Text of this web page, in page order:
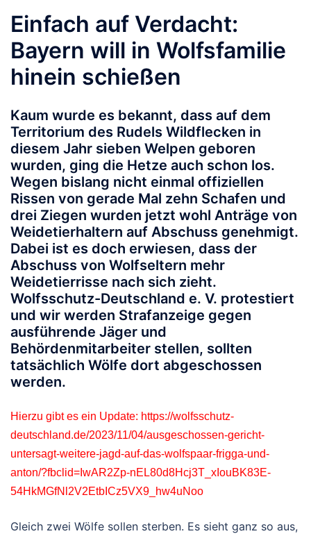
Einfach auf Verdacht:
Bayern will in Wolfsfamilie
hinein schießen
Kaum wurde es bekannt, dass auf dem
Territorium des Rudels Wildflecken in
diesem Jahr sieben Welpen geboren
wurden, ging die Hetze auch schon los.
Wegen bislang nicht einmal offiziellen
Rissen von gerade Mal zehn Schafen und
drei Ziegen wurden jetzt wohl Anträge von
Weidetierhaltern auf Abschuss genehmigt.
Dabei ist es doch erwiesen, dass der
Abschuss von Wolfseltern mehr
Weidetierrisse nach sich zieht.
Wolfsschutz-Deutschland e. V. protestiert
und wir werden Strafanzeige gegen
ausführende Jäger und
Behördenmitarbeiter stellen, sollten
tatsächlich Wölfe dort abgeschossen
werden.
Hierzu gibt es ein Update: https://wolfsschutz-
deutschland.de/2023/11/04/ausgeschossen-gericht-
untersagt-weitere-jagd-auf-das-wolfspaar-frigga-und-
anton/?fbclid=IwAR2Zp-nEL80d8Hcj3T_xIouBK83E-
54HkMGfNl2V2EtbICz5VX9_hw4uNoo
Gleich zwei Wölfe sollen sterben. Es sieht ganz so aus,